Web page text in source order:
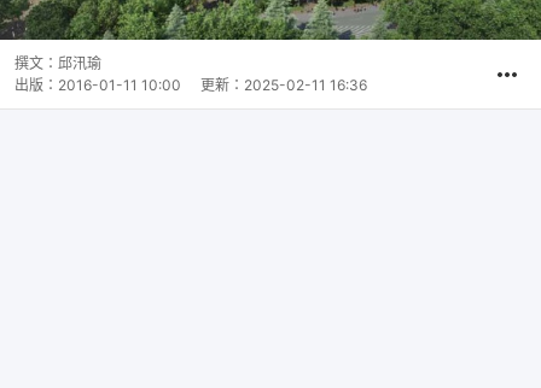
撰文： 邱汛瑜
出版： 2016-01-11 10:00 更新： 2025-02-11 16:36